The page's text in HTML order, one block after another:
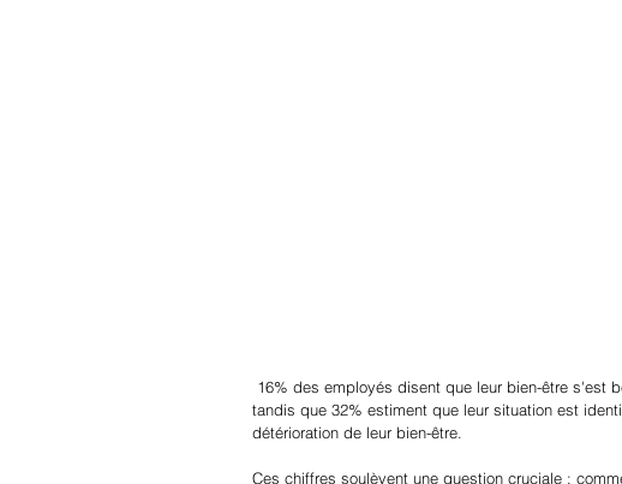
16% des employés disent que leur bien-être s'est
tandis que 32% estiment que leur situation est
détérioration de leur bien-être.
Ces chiffres soulèvent une question cruciale :